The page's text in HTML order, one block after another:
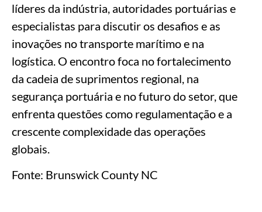
líderes da indústria, autoridades portuárias e
especialistas para discutir os desafios e as
inovações no transporte marítimo e na
logística. O encontro foca no fortalecimento
da cadeia de suprimentos regional, na
segurança portuária e no futuro do setor, que
enfrenta questões como regulamentação e a
crescente complexidade das operações
globais.
Fonte: Brunswick County NC